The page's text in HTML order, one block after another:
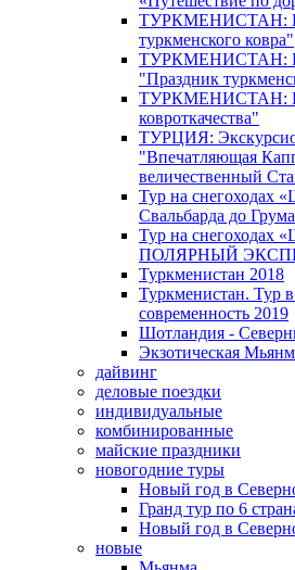
ТУРКМЕНИСТАН:
туркменского ковра"
ТУРКМЕНИСТАН:
"Праздник
ТУРКМЕНИСТАН:
ковроткачества"
ТУРЦИЯ:
"Впечатляющая
величественный
Тур на
Свальбарда до
Тур на
ПОЛЯРНЫЙ
Туркменистан 2018
Туркменистан. Тур
современность 2019
Шотландия -
Экзотическая
дайвинг
деловые поездки
индивидуальные
комбинированные
майские праздники
новогодние туры
Новый год в
Гранд тур по 6
Новый год в
новые